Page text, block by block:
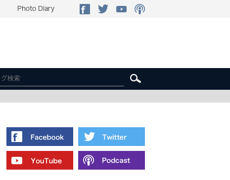
Photo Diary